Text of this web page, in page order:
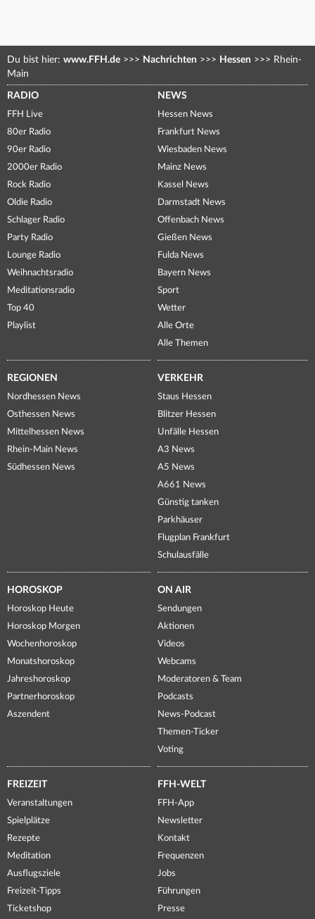
Du bist hier: www.FFH.de >>> Nachrichten >>> Hessen >>> Rhein-
Main
RADIO
FFH Live
80er Radio
90er Radio
2000er Radio
Rock Radio
Oldie Radio
Schlager Radio
Party Radio
Lounge Radio
Weihnachtsradio
Meditationsradio
Top 40
Playlist
NEWS
Hessen News
Frankfurt News
Wiesbaden News
Mainz News
Kassel News
Darmstadt News
Offenbach News
Gießen News
Fulda News
Bayern News
Sport
Wetter
Alle Orte
Alle Themen
REGIONEN
Nordhessen News
Osthessen News
Mittelhessen News
Rhein-Main News
Südhessen News
VERKEHR
Staus Hessen
Blitzer Hessen
Unfälle Hessen
A3 News
A5 News
A661 News
Günstig tanken
Parkhäuser
Flugplan Frankfurt
Schulausfälle
HOROSKOP
Horoskop Heute
Horoskop Morgen
Wochenhoroskop
Monatshoroskop
Jahreshoroskop
Partnerhoroskop
Aszendent
ON AIR
Sendungen
Aktionen
Videos
Webcams
Moderatoren & Team
Podcasts
News-Podcast
Themen-Ticker
Voting
FREIZEIT
Veranstaltungen
Spielplätze
Rezepte
Meditation
Ausflugsziele
Freizeit-Tipps
Ticketshop
FFH-WELT
FFH-App
Newsletter
Kontakt
Frequenzen
Jobs
Führungen
Presse